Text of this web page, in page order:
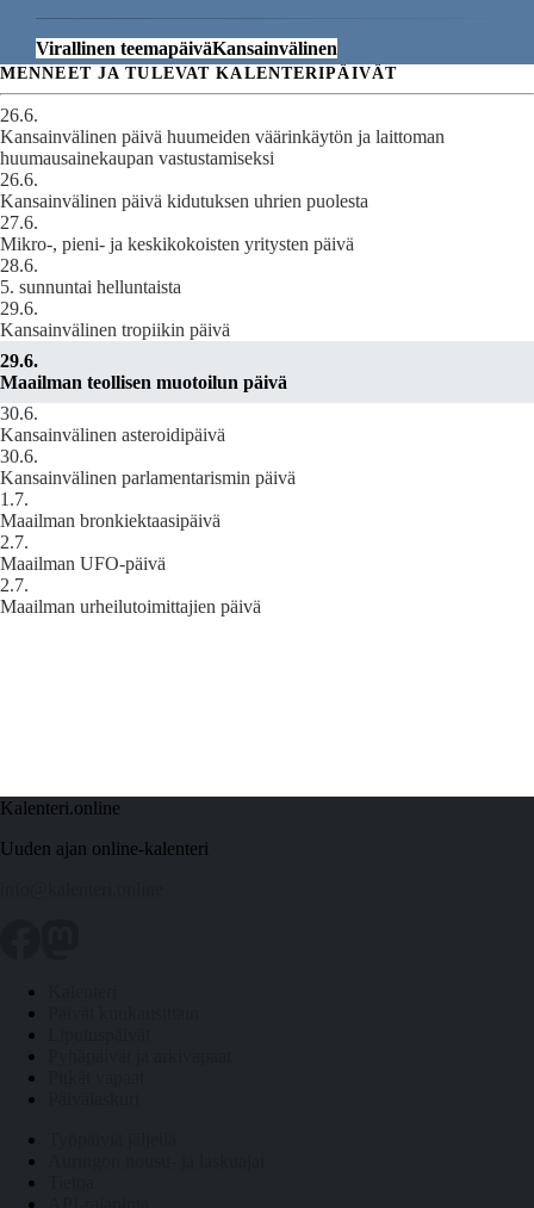
Virallinen teemapäiväKansainvälinen
MENNEET JA TULEVAT KALENTERIPÄIVÄT
26.6.
Kansainvälinen päivä huumeiden väärinkäytön ja laittoman
huumausainekaupan vastustamiseksi
26.6.
Kansainvälinen päivä kidutuksen uhrien puolesta
27.6.
Mikro-, pieni- ja keskikokoisten yritysten päivä
28.6.
5. sunnuntai helluntaista
29.6.
Kansainvälinen tropiikin päivä
29.6.
Maailman teollisen muotoilun päivä
30.6.
Kansainvälinen asteroidipäivä
30.6.
Kansainvälinen parlamentarismin päivä
1.7.
Maailman bronkiektaasipäivä
2.7.
Maailman UFO-päivä
2.7.
Maailman urheilutoimittajien päivä
Kalenteri.online
Uuden ajan online-kalenteri